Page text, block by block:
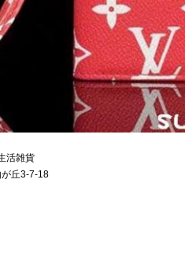
活雑貨
丘3-7-18